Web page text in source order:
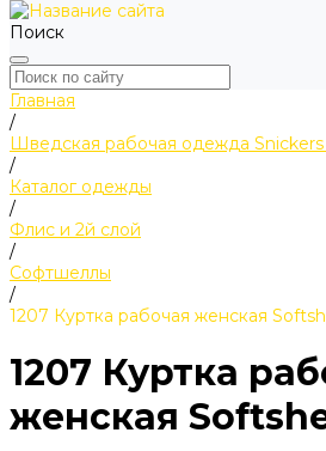
Поиск
Главная
/
Шведская рабочая одежда
/
Каталог одежды
/
Флис и 2й слой
/
Софтшеллы
/
1207 Куртка рабочая женская
1207 Куртка
женская